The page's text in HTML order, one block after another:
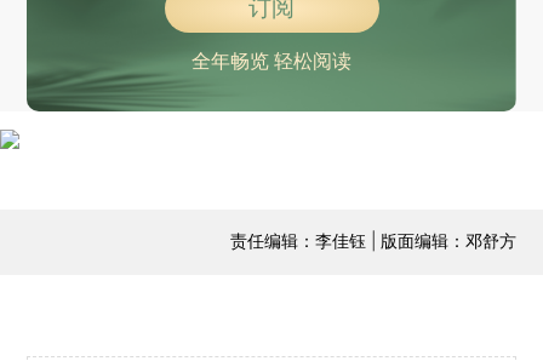
订阅
全年畅览 轻松阅读
责任编辑：李佳钰 | 版面编辑：邓舒方